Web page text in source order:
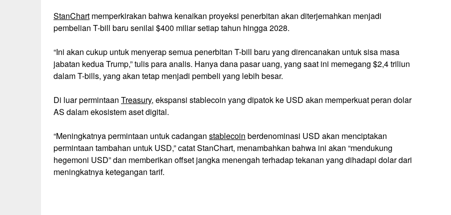
StanChart memperkirakan bahwa kenaikan proyeksi penerbitan akan diterjemahkan menjadi
pembelian T-bill baru senilai $400 miliar setiap tahun hingga 2028.
“Ini akan cukup untuk menyerap semua penerbitan T-bill baru yang direncanakan untuk sisa masa
jabatan kedua Trump,” tulis para analis. Hanya dana pasar uang, yang saat ini memegang $2,4 triliun
dalam T-bills, yang akan tetap menjadi pembeli yang lebih besar.
Di luar permintaan Treasury, ekspansi stablecoin yang dipatok ke USD akan memperkuat peran dolar
AS dalam ekosistem aset digital.
“Meningkatnya permintaan untuk cadangan stablecoin berdenominasi USD akan menciptakan
permintaan tambahan untuk USD,” catat StanChart, menambahkan bahwa ini akan “mendukung
hegemoni USD” dan memberikan offset jangka menengah terhadap tekanan yang dihadapi dolar dari
meningkatnya ketegangan tarif.